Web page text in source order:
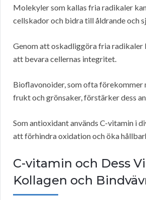
Molekyler som kallas fria radikaler
cellskador och bidra till åldrande och
Genom att oskadliggöra fria
att bevara cellernas integritet.
Bioflavonoider, som ofta förekommer
frukt och grönsaker, förstärker dess
Som antioxidant används C-vitamin i
att förhindra oxidation och öka
C-vitamin och Dess
Kollagen och